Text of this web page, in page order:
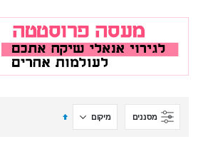
מסננים
הגדר